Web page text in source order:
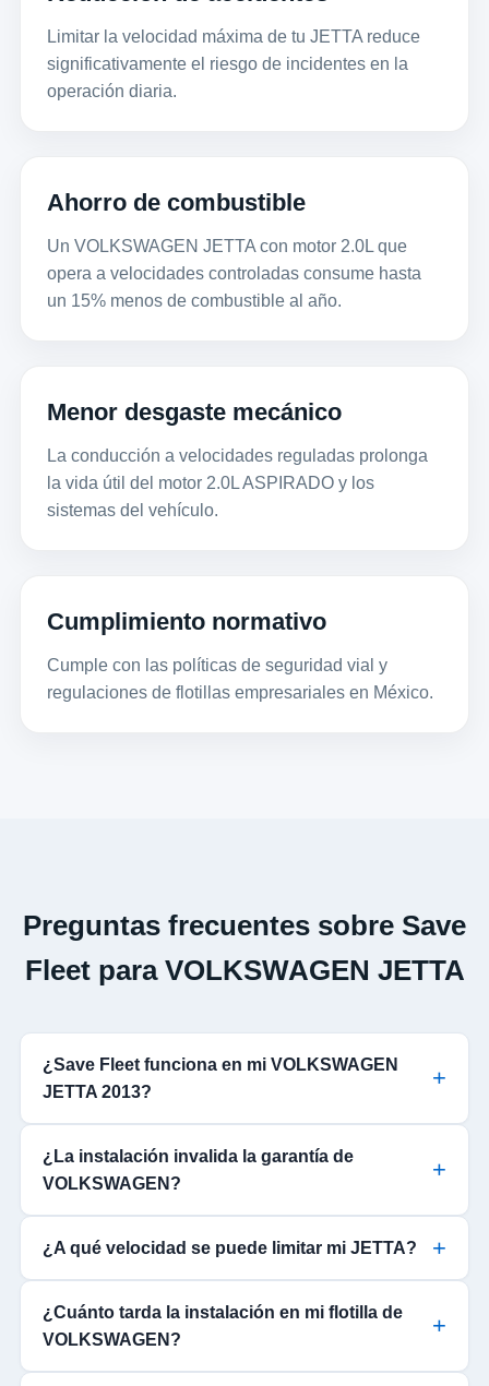
Limitar la velocidad máxima de tu JETTA reduce
significativamente el riesgo de incidentes en la
operación diaria.
Ahorro de combustible
Un VOLKSWAGEN JETTA con motor 2.0L que
opera a velocidades controladas consume hasta
un 15% menos de combustible al año.
Menor desgaste mecánico
La conducción a velocidades reguladas prolonga
la vida útil del motor 2.0L ASPIRADO y los
sistemas del vehículo.
Cumplimiento normativo
Cumple con las políticas de seguridad vial y
regulaciones de flotillas empresariales en México.
Preguntas frecuentes sobre Save
Fleet para VOLKSWAGEN JETTA
¿Save Fleet funciona en mi VOLKSWAGEN
JETTA 2013?
¿La instalación invalida la garantía de
VOLKSWAGEN?
¿A qué velocidad se puede limitar mi JETTA?
¿Cuánto tarda la instalación en mi flotilla de
VOLKSWAGEN?